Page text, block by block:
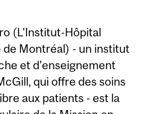
(L'Institut-Hôpital
de Montréal) - un institut
et d’enseignement
qui offre des soins
aux patients - est la